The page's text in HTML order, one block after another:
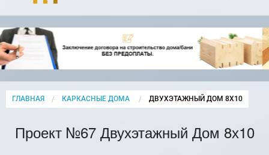
ГЛАВНАЯ КАРКАСНЫЕ ДОМА CURRENT:
ДВУХЭТАЖНЫЙ ДОМ 8Х10
Проект №67 Двухэтажный Дом 8х10